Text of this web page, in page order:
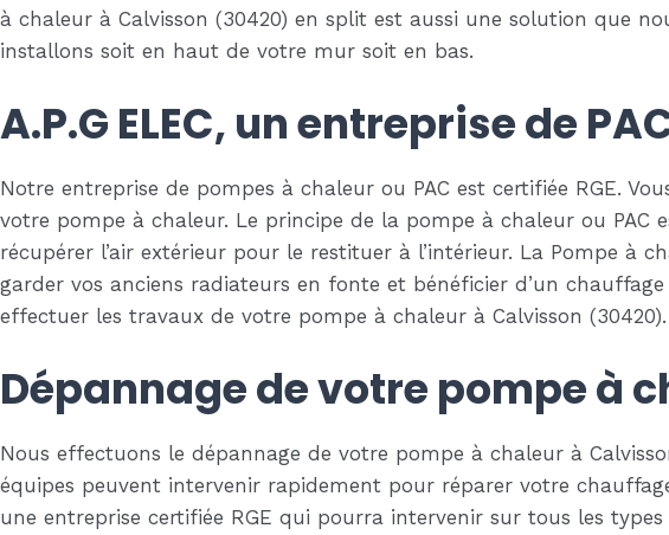
à chaleur à Calvisson (30420) en split est aussi une solution que
installons soit en haut de votre mur soit en bas.
A.P.G ELEC, un entreprise de
Notre entreprise de pompes à chaleur ou PAC est certifiée RGE.
votre pompe à chaleur. Le principe de la pompe à chaleur ou PAC
récupérer l’air extérieur pour le restituer à l’intérieur. La Pompe à
garder vos anciens radiateurs en fonte et bénéficier d’un
effectuer les travaux de votre pompe à chaleur à Calvisson (30420).
Dépannage de votre pompe à
Nous effectuons le dépannage de votre pompe à chaleur à
équipes peuvent intervenir rapidement pour réparer votre
une entreprise certifiée RGE qui pourra intervenir sur tous les